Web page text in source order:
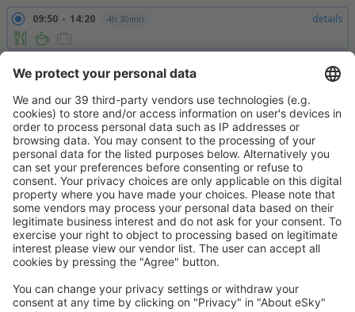
09:50 14:20 4h 30min details
Retour
13:25 17:10 3h 45min details
Totale prijs voor alle tickets (exclusief servicekosten44EUR
passagier)
Boekingsvoorwaarden
Prijs voor persoon, retour:
198EUR